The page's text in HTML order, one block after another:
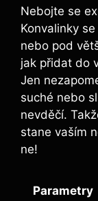
Nebojte se
Konvalinky
nebo pod
jak přidat do
Jen
suché nebo
nevděčí.
stane vaším
ne!
Parametry